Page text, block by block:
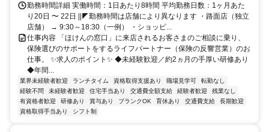
勤務時間詳細 実働時間：1日あたり8時間 平均勤務日数：1ヶ月あた
り20日 〜 22日 ||◤勤務時間は店舗により異なります ・路面店（独立
店舗） → 9:30～18:30（一例） ・ショッピ...
仕事内容 「ほけんの窓口」に来店されるお客さまのご相談に乗り、
保険選びのサポートをするライフパートナー（保険の反響営業）のお
仕事。 ✨求人のポイント✨ ◆未経験歓迎／約2ヵ月の手厚い研修あり
◆年間...
業界未経験者歓迎 ランチタイム 資格取得支援あり 職場見学可
転勤なし
経験不問
未経験者歓迎 住宅手当あり 交通費全額支給 経験者歓迎
残業なし
有資格者歓迎
研修あり 賞与あり ブランクOK 育休あり 交通費支給
長期歓迎
資格取得手当あり
シフト制